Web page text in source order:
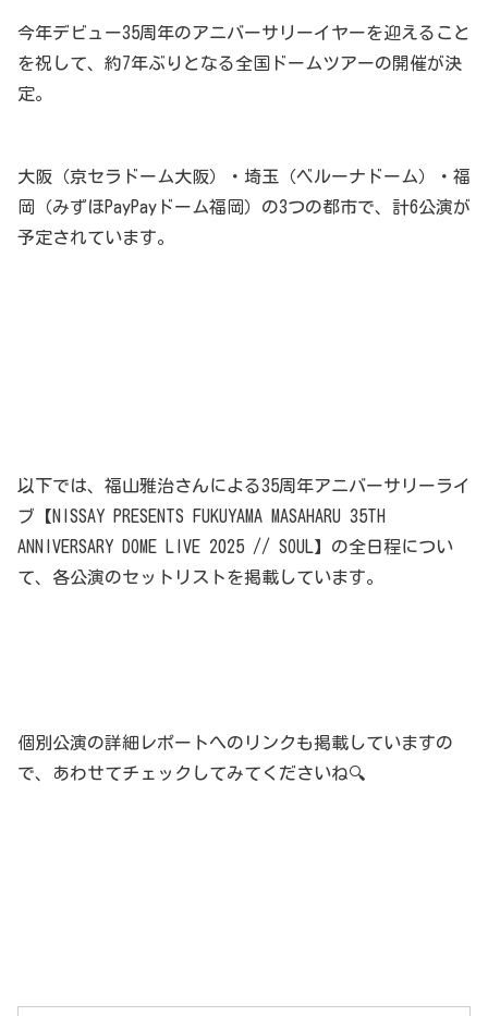
今年デビュー35周年のアニバーサリーイヤーを迎えること
を祝して、約7年ぶりとなる全国ドームツアーの開催が決
定。
大阪（京セラドーム大阪）・埼玉（ベルーナドーム）・福
岡（みずほPayPayドーム福岡）の3つの都市で、計6公演が
予定されています。
以下では、福山雅治さんによる35周年アニバーサリーライ
ブ【NISSAY PRESENTS FUKUYAMA MASAHARU 35TH
ANNIVERSARY DOME LIVE 2025 // SOUL】の全日程につい
て、各公演のセットリストを掲載しています。
個別公演の詳細レポートへのリンクも掲載していますの
で、あわせてチェックしてみてくださいね🔍